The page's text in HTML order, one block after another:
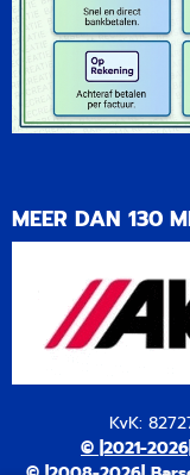
MEER DAN 130
KvK:
© |2021-